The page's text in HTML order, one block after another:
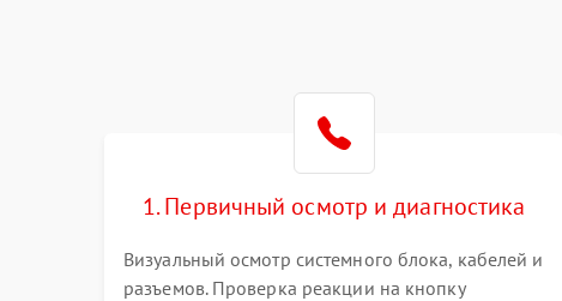
1. Первичный осмотр и диагностика
Визуальный осмотр системного блока, кабелей и
разъемов. Проверка реакции на кнопку